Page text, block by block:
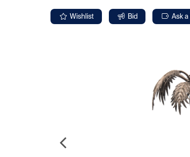
Wishlist Bid Ask